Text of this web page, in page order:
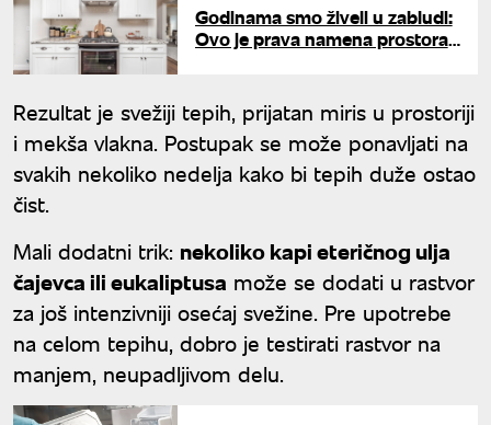
Godinama smo živeli u zabludi:
Ovo je prava namena prostora
Rezultat je svežiji tepih, prijatan miris u prostoriji
i mekša vlakna. Postupak se može ponavljati na
svakih nekoliko nedelja kako bi tepih duže ostao
čist.
Mali dodatni trik: nekoliko kapi eteričnog ulja
čajevca ili eukaliptusa može se dodati u rastvor
za još intenzivniji osećaj svežine. Pre upotrebe
na celom tepihu, dobro je testirati rastvor na
manjem, neupadljivom delu.